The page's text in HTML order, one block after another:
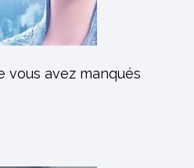
vous avez manqués